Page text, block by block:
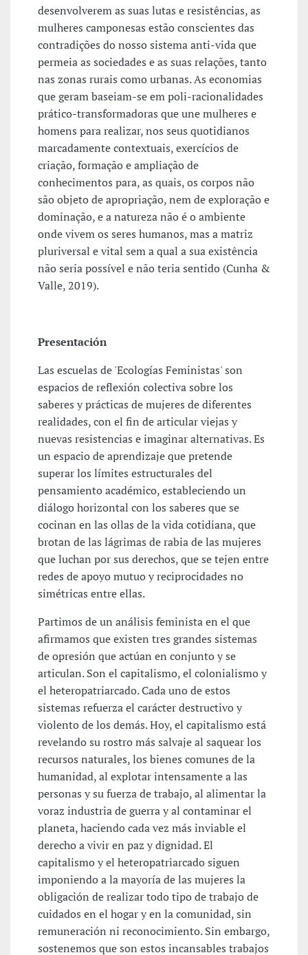
desenvolverem as suas lutas e resistências, as
mulheres camponesas estão conscientes das
contradições do nosso sistema anti-vida que
permeia as sociedades e as suas relações, tanto
nas zonas rurais como urbanas. As economias
que geram baseiam-se em poli-racionalidades
prático-transformadoras que une mulheres e
homens para realizar, nos seus quotidianos
marcadamente contextuais, exercícios de
criação, formação e ampliação de
conhecimentos para, as quais, os corpos não
são objeto de apropriação, nem de exploração e
dominação, e a natureza não é o ambiente
onde vivem os seres humanos, mas a matriz
pluriversal e vital sem a qual a sua existência
não seria possível e não teria sentido (Cunha &
Valle, 2019).
Presentación
Las escuelas de 'Ecologías Feministas' son
espacios de reflexión colectiva sobre los
saberes y prácticas de mujeres de diferentes
realidades, con el fin de articular viejas y
nuevas resistencias e imaginar alternativas. Es
un espacio de aprendizaje que pretende
superar los límites estructurales del
pensamiento académico, estableciendo un
diálogo horizontal con los saberes que se
cocinan en las ollas de la vida cotidiana, que
brotan de las lágrimas de rabia de las mujeres
que luchan por sus derechos, que se tejen entre
redes de apoyo mutuo y reciprocidades no
simétricas entre ellas.
Partimos de un análisis feminista en el que
afirmamos que existen tres grandes sistemas
de opresión que actúan en conjunto y se
articulan. Son el capitalismo, el colonialismo y
el heteropatriarcado. Cada uno de estos
sistemas refuerza el carácter destructivo y
violento de los demás. Hoy, el capitalismo está
revelando su rostro más salvaje al saquear los
recursos naturales, los bienes comunes de la
humanidad, al explotar intensamente a las
personas y su fuerza de trabajo, al alimentar la
voraz industria de guerra y al contaminar el
planeta, haciendo cada vez más inviable el
derecho a vivir en paz y dignidad. El
capitalismo y el heteropatriarcado siguen
imponiendo a la mayoría de las mujeres la
obligación de realizar todo tipo de trabajo de
cuidados en el hogar y en la comunidad, sin
remuneración ni reconocimiento. Sin embargo,
sostenemos que son estos incansables trabajos